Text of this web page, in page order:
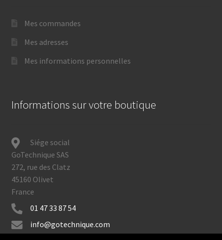
Mes commandes
Mes adresses
Mes informations personnelles
Informations sur votre boutique
Siége social
GoTechnique SAS
272, rue des Clatz
45160 Olivet
France
01 47 33 87 54
info@gotechnique.com